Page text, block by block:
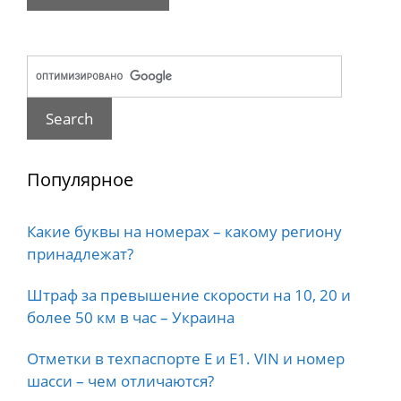
Популярное
Какие буквы на номерах – какому региону
принадлежат?
Штраф за превышение скорости на 10, 20 и
более 50 км в час – Украина
Отметки в техпаспорте E и E1. VIN и номер
шасси – чем отличаются?